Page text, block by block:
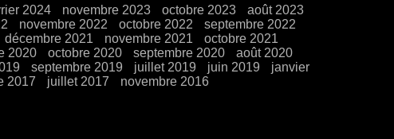
2024 novembre 2023 octobre 2023
août 2023
novembre 2022 octobre 2022
septembre 2022
décembre 2021 novembre 2021
octobre 2021
2020 octobre 2020 septembre 2020
août 2020
septembre 2019 juillet 2019 juin 2019
janvier
2017 juillet 2017 novembre 2016